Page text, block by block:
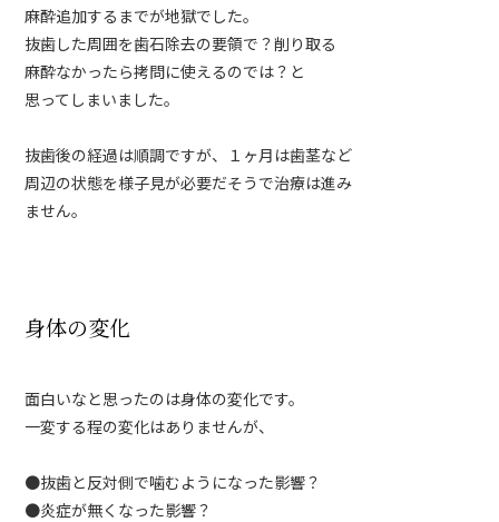
麻酔追加するまでが地獄でした。
抜歯した周囲を歯石除去の要領で？削り取る
麻酔なかったら拷問に使えるのでは？と
思ってしまいました。
抜歯後の経過は順調ですが、１ヶ月は歯茎など
周辺の状態を様子見が必要だそうで治療は進み
ません。
身体の変化
面白いなと思ったのは身体の変化です。
一変する程の変化はありませんが、
●抜歯と反対側で噛むようになった影響？
●炎症が無くなった影響？